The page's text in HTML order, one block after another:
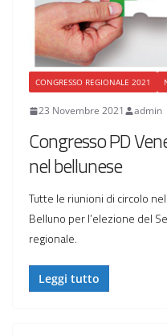
CONGRESSO REGIONALE 2021
23 Novembre 2021 admin
Congresso PD
nel bellunese
Tutte le riunioni di circolo
Belluno per l’elezione del
regionale.
Leggi tutto